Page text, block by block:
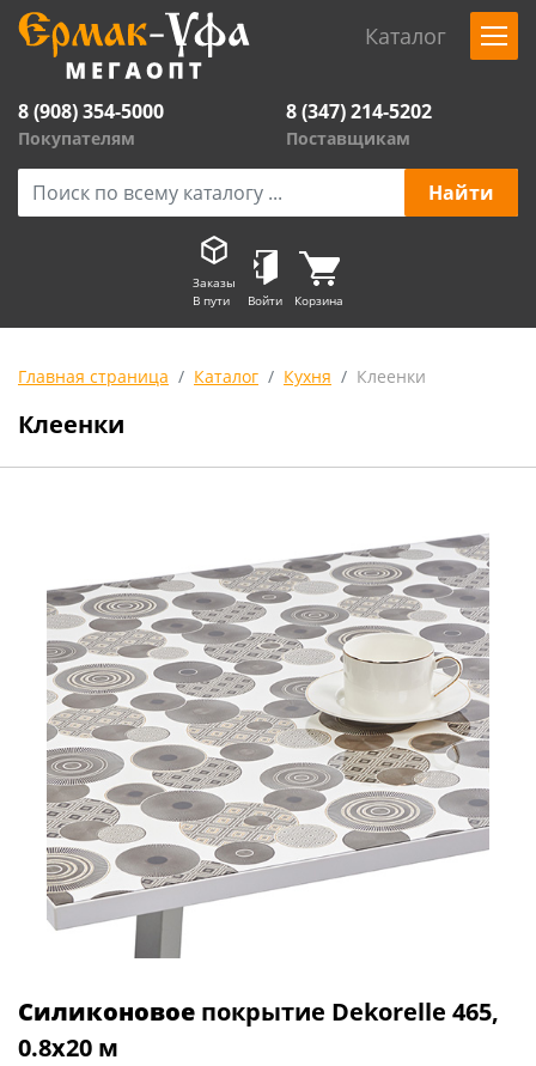
Каталог
8 (908) 354-5000
Покупателям
8 (347) 214-5202
Поставщикам
Заказы
В пути
Войти Корзина
Главная страница Каталог Кухня Клеенки
Клеенки
Силиконовое покрытие Dekorelle 465,
0.8x20 м